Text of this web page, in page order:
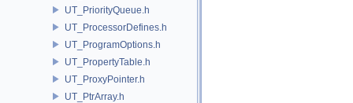
UT_PriorityQueue.h
UT_ProcessorDefines.h
UT_ProgramOptions.h
UT_PropertyTable.h
UT_ProxyPointer.h
UT_PtrArray.h